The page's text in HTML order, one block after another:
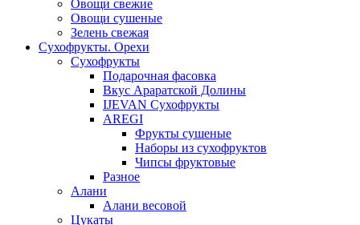
Овощи свежие
Овощи сушеные
Зелень свежая
Сухофрукты. Орехи
Сухофрукты
Подарочная фасовка
Вкус Араратской Долины
IJEVAN Сухофрукты
AREGI
Фрукты сушеные
Наборы из сухофруктов
Чипсы фруктовые
Разное
Алани
Алани весовой
Цукаты